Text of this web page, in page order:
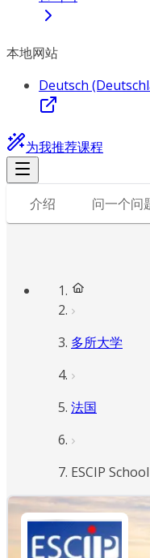
本地网站
Deutsch
为我推荐课程
介绍 问一个问
多所大学
法国
ESCIP